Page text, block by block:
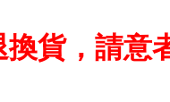
貨，請意